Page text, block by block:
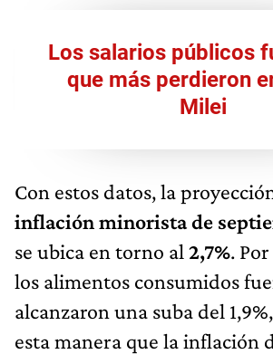
Los salarios públicos
que más perdieron
Milei
Con estos datos, la
inflación minorista de
se ubica en torno al 2,7%.
los alimentos consumidos
alcanzaron una suba del
esta manera que la inflación